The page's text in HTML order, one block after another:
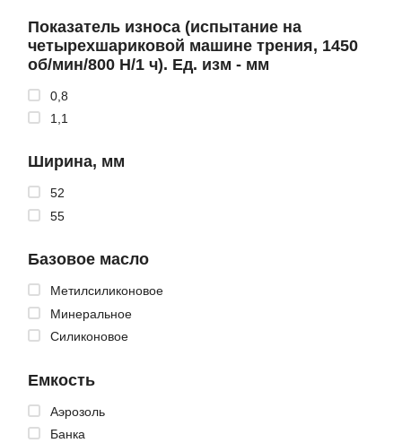
Показатель износа (испытание на
четырехшариковой машине трения, 1450
об/мин/800 Н/1 ч). Ед. изм - мм
0,8
1,1
Ширина, мм
52
55
Базовое масло
Метилсиликоновое
Минеральное
Силиконовое
Емкость
Аэрозоль
Банка